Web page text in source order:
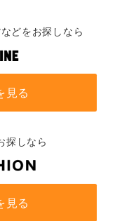
どをお探しなら
見る
探しなら
見る